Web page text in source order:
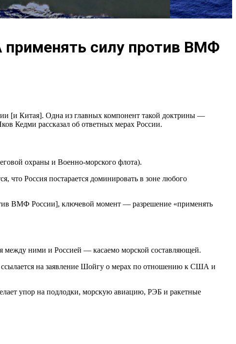
силу против ВМФ
[и Китая]. Одна из главных компонент такой доктрины —
Кедми рассказал об ответных мерах России.
охраны и Военно-морского флота).
Россия постарается доминировать в зоне любого
ВМФ России], ключевой момент — разрешение «применять
между ними и Россией — касаемо морской составляющей.
на заявление Шойгу о мерах по отношению к США и
упор на подлодки, морскую авиацию, РЭБ и ракетные